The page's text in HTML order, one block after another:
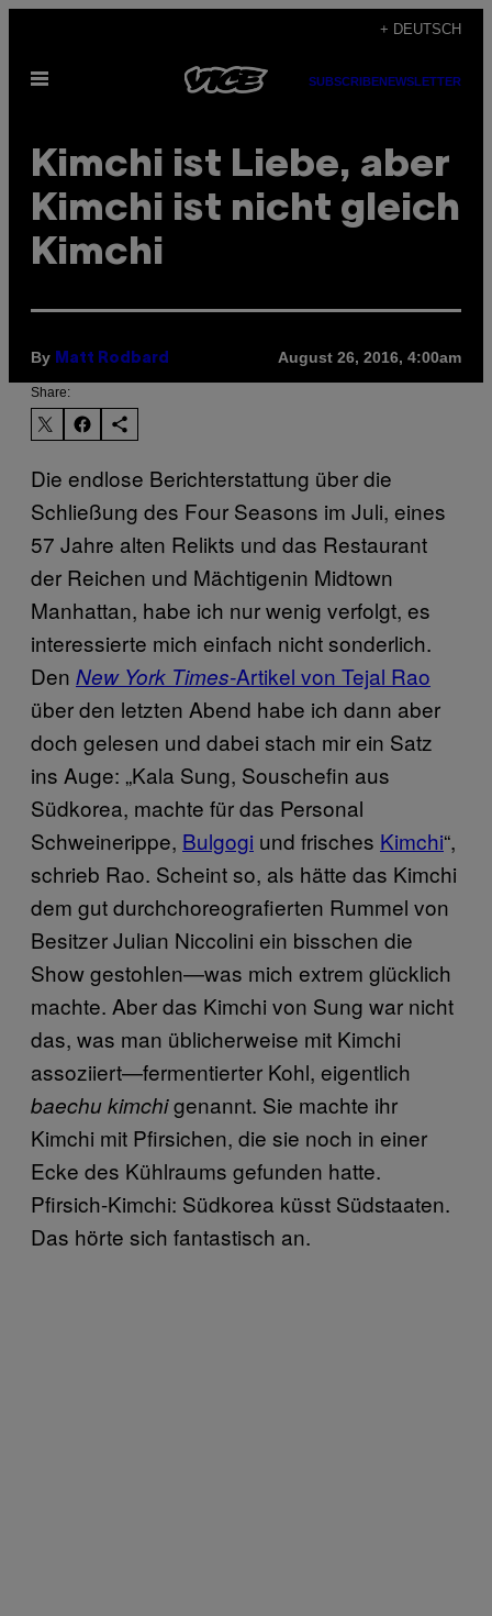
content
+ DEUTSCH
Open
SUBSCRIBENEWSLETTER
Kimchi ist Liebe, aber
Kimchi ist nicht gleich
Kimchi
By Matt Rodbard August 26, 2016, 4:00am
Share:
Die endlose Berichterstattung über die
Schließung des Four Seasons im Juli, eines
57 Jahre alten Relikts und das Restaurant
der Reichen und Mächtigenin Midtown
Manhattan, habe ich nur wenig verfolgt, es
interessierte mich einfach nicht sonderlich.
Den New York Times-Artikel von Tejal Rao
über den letzten Abend habe ich dann aber
doch gelesen und dabei stach mir ein Satz
ins Auge: „Kala Sung, Souschefin aus
Südkorea, machte für das Personal
Schweinerippe, Bulgogi und frisches Kimchi“,
schrieb Rao. Scheint so, als hätte das Kimchi
dem gut durchchoreografierten Rummel von
Besitzer Julian Niccolini ein bisschen die
Show gestohlen—was mich extrem glücklich
machte. Aber das Kimchi von Sung war nicht
das, was man üblicherweise mit Kimchi
assoziiert—fermentierter Kohl, eigentlich
baechu kimchigenannt. Sie machte ihr
Kimchi mit Pfirsichen, die sie noch in einer
Ecke des Kühlraums gefunden hatte.
Pfirsich-Kimchi: Südkorea küsst Südstaaten.
Das hörte sich fantastisch an.